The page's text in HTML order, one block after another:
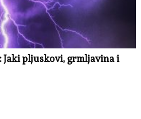
Jaki pljuskovi, grmljavina i